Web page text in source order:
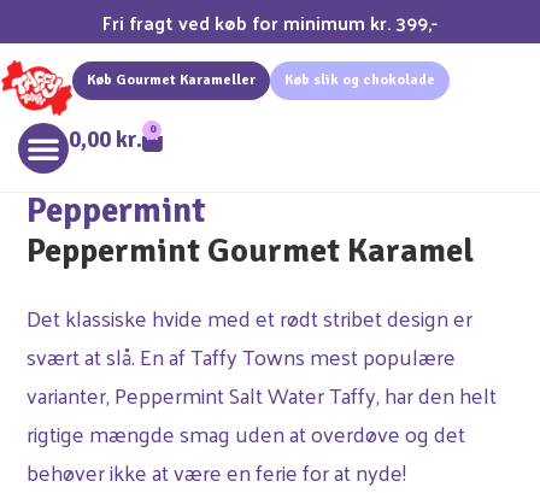
Fri fragt ved køb for minimum kr. 399,-
Køb Gourmet Karameller Køb slik og chokolade
0,00 kr. 0
Peppermint
Peppermint Gourmet Karamel
Det klassiske hvide med et rødt stribet design er
svært at slå. En af Taffy Towns mest populære
varianter, Peppermint Salt Water Taffy, har den helt
rigtige mængde smag uden at overdøve og det
behøver ikke at være en ferie for at nyde!